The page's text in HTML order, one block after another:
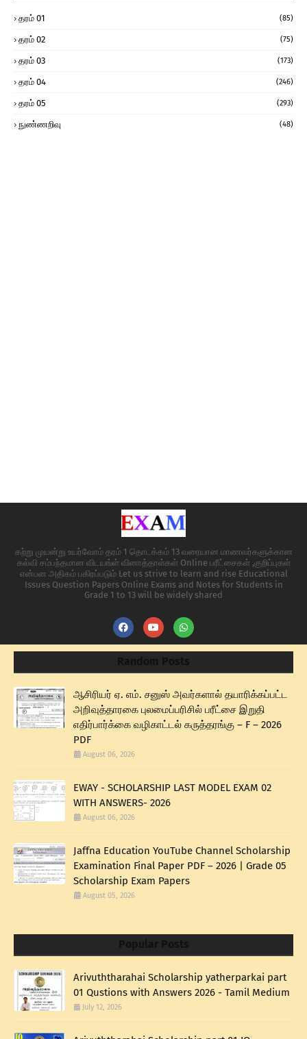
தரம் 01 (85)
தரம் 02 (75)
தரம் 03 (173)
தரம் 04 (246)
தரம் 05 (293)
நுண்ணறிவு (48)
கற்று முயன்று உயர்வோம் தரம் 1 தொடக்கம் 13 வரையான மாணவர்களுக்கான
கல்வி சம்பந்தமான விடயங்ள் வினாத்தாள்கள் Online பரீட்சைகள் ,குறிப்புகள்
என்பன அதிகம் பகிரப்படும் Let us strive to learn and rise Educational
Issues Question Papers Online Exams and Notes for Students in
Grade 1 to 13 will be widely shared
ஆசிரியர் ஏ. எம். சனுஸ் அவர்களால் தயாரிக்கப்பட்ட
அறிவுத்தாரகை புலமைப்பரிசில் பரீட்சை இறுதி
எதிர்பார்க்கை வழிகாட்டல் கருத்தரங்கு – F – 2026
PDF
August 06, 2026
EWAY - SCHOLARSHIP LAST MODEL EXAM 02
WITH ANSWERS- 2026
August 06, 2026
Jaffna Education YouTube Channel Scholarship
Examination Final Paper PDF – 2026 | Grade 05
Scholarship Exam Papers
August 05, 2026
Arivuththarahai Scholarship yatherparkai part
01 Qustions with Answers 2026 - Tamil Medium
July 12, 2026